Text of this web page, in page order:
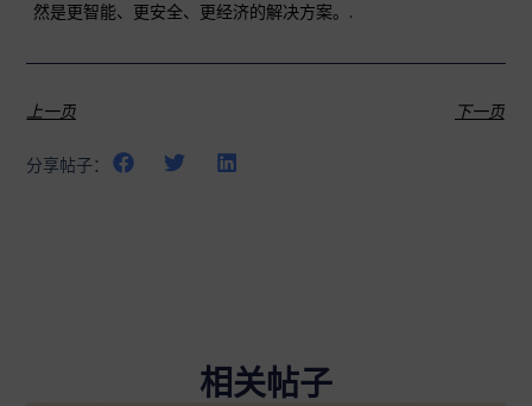
然是更智能、更安全、更经济的解决方案。.
上一页 下一页
分享帖子：
相关帖子